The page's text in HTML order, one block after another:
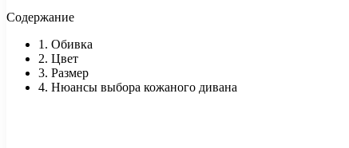
Содержание
1. Обивка
2. Цвет
3. Размер
4. Нюансы выбора кожаного дивана